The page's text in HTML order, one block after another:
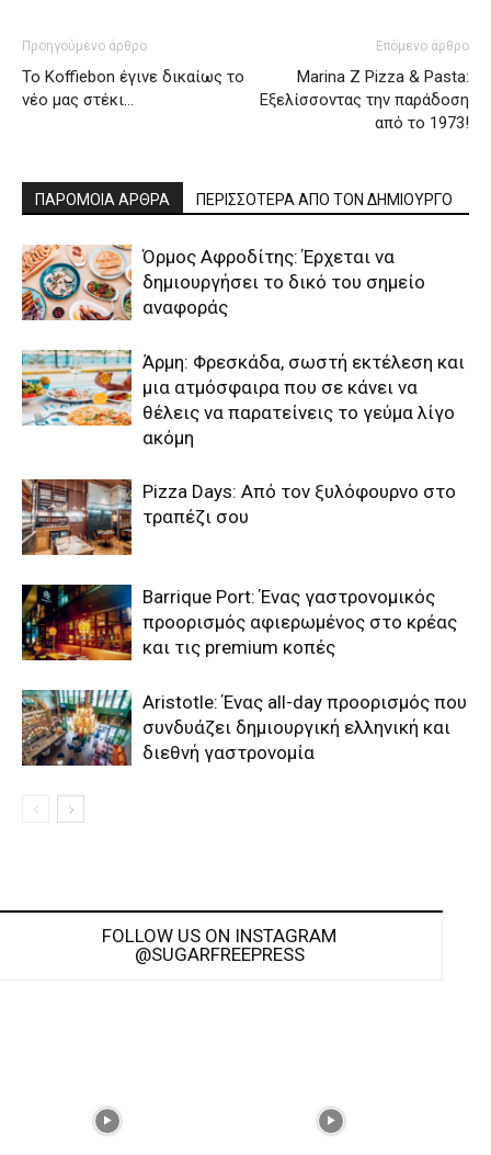
Προηγούμενο άρθρο
Το Koffiebon έγινε δικαίως το
νέο μας στέκι…
Επόμενο άρθρο
Marina Z Pizza & Pasta:
Εξελίσσοντας την παράδοση
από το 1973!
ΠΑΡΟΜΟΙΑ ΑΡΘΡΑ ΠΕΡΙΣΣΟΤΕΡΑ ΑΠΟ ΤΟΝ ΔΗΜΙΟΥΡΓΟ
Όρμος Αφροδίτης: Έρχεται να
δημιουργήσει το δικό του σημείο
αναφοράς
Άρμη: Φρεσκάδα, σωστή εκτέλεση και
μια ατμόσφαιρα που σε κάνει να
θέλεις να παρατείνεις το γεύμα λίγο
ακόμη
Pizza Days: Από τον ξυλόφουρνο στο
τραπέζι σου
Barrique Port: Ένας γαστρονομικός
προορισμός αφιερωμένος στο κρέας
και τις premium κοπές
Aristotle: Ένας all-day προορισμός που
συνδυάζει δημιουργική ελληνική και
διεθνή γαστρονομία
FOLLOW US ON INSTAGRAM
@SUGARFREEPRESS